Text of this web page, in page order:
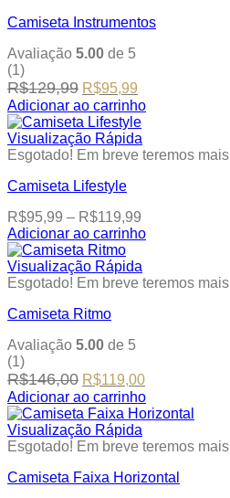
multiple
The
options
may
be
chosen
on
the
page
Camiseta Instrumentos
Avaliação 5.00 de 5
(1)
R$129,99 Original
price
was:
R$129,99.
R$95,99
price
is:
R$95,99.
Adicionar ao carrinho
This
product
has
variants.
options
may
be
chosen
on
product
Visualização Rápida
Esgotado! Em breve teremos mais
Camiseta Lifestyle
R$95,99 – R$119,99
range:
through
R$119,99
Adicionar ao carrinho
This
product
has
variants.
options
may
be
chosen
on
the
product
Visualização Rápida
Esgotado! Em breve teremos mais
Camiseta Ritmo
Avaliação 5.00 de 5
(1)
R$146,00 Original
price
was:
R$146,00.
R$119,00Current
price
is:
Adicionar ao carrinho
This
product
has
variants.
Visualização Rápida
Esgotado! Em breve teremos mais
Camiseta Faixa Horizontal